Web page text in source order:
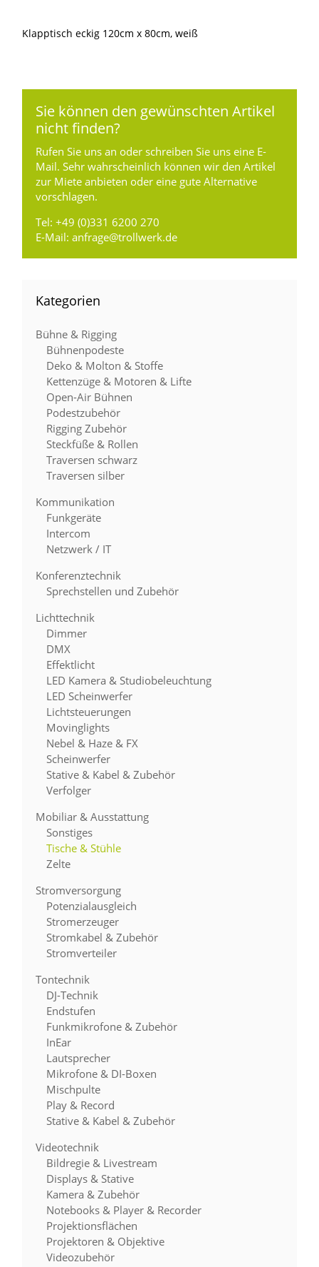
Klapptisch eckig 120cm x 80cm, weiß
Sie können den gewünschten Artikel
nicht finden?
Rufen Sie uns an oder schreiben Sie uns eine E-
Mail. Sehr wahrscheinlich können wir den Artikel
zur Miete anbieten oder eine gute Alternative
vorschlagen.
Tel:+49 (0)331 6200 270
E-Mail:anfrage@trollwerk.de
Kategorien
Bühne & Rigging
Bühnenpodeste
Deko & Molton & Stoffe
Kettenzüge & Motoren & Lifte
Open-Air Bühnen
Podestzubehör
Rigging Zubehör
Steckfüße & Rollen
Traversen schwarz
Traversen silber
Kommunikation
Funkgeräte
Intercom
Netzwerk / IT
Konferenztechnik
Sprechstellen und Zubehör
Lichttechnik
Dimmer
DMX
Effektlicht
LED Kamera & Studiobeleuchtung
LED Scheinwerfer
Lichtsteuerungen
Movinglights
Nebel & Haze & FX
Scheinwerfer
Stative & Kabel & Zubehör
Verfolger
Mobiliar & Ausstattung
Sonstiges
Tische & Stühle
Zelte
Stromversorgung
Potenzialausgleich
Stromerzeuger
Stromkabel & Zubehör
Stromverteiler
Tontechnik
DJ-Technik
Endstufen
Funkmikrofone & Zubehör
InEar
Lautsprecher
Mikrofone & DI-Boxen
Mischpulte
Play & Record
Stative & Kabel & Zubehör
Videotechnik
Bildregie & Livestream
Displays & Stative
Kamera & Zubehör
Notebooks & Player & Recorder
Projektionsflächen
Projektoren & Objektive
Videozubehör